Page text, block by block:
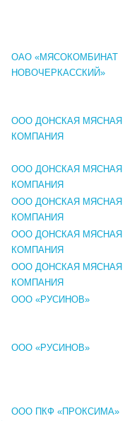
ОАО «МЯСОКОМБИНАТ
НОВОЧЕРКАССКИЙ»
ООО ДОНСКАЯ МЯСНАЯ
КОМПАНИЯ
ООО ДОНСКАЯ МЯСНАЯ
КОМПАНИЯ
ООО ДОНСКАЯ МЯСНАЯ
КОМПАНИЯ
ООО ДОНСКАЯ МЯСНАЯ
КОМПАНИЯ
ООО ДОНСКАЯ МЯСНАЯ
КОМПАНИЯ
ООО «РУСИНОВ»
ООО «РУСИНОВ»
ООО ПКФ «ПРОКСИМА»